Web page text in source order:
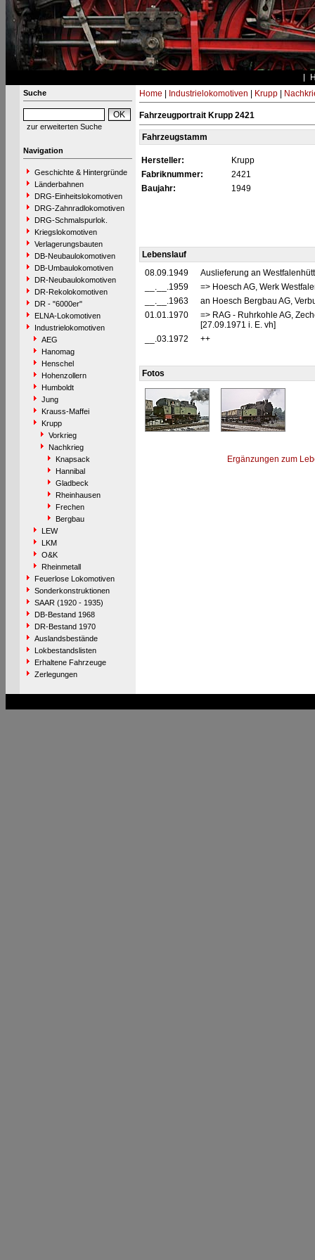
Suche
zur erweiterten Suche
Navigation
Geschichte & Hintergründe
Länderbahnen
DRG-Einheitslokomotiven
DRG-Zahnradlokomotiven
DRG-Schmalspurlok.
Kriegslokomotiven
Verlagerungsbauten
DB-Neubaulokomotiven
DB-Umbaulokomotiven
DR-Neubaulokomotiven
DR-Rekolokomotiven
DR - "6000er"
ELNA-Lokomotiven
Industrielokomotiven
AEG
Hanomag
Henschel
Hohenzollern
Humboldt
Jung
Krauss-Maffei
Krupp
Vorkrieg
Nachkrieg
Knapsack
Hannibal
Gladbeck
Rheinhausen
Frechen
Bergbau
LEW
LKM
O&K
Rheinmetall
Feuerlose Lokomotiven
Sonderkonstruktionen
SAAR (1920 - 1935)
DB-Bestand 1968
DR-Bestand 1970
Auslandsbestände
Lokbestandslisten
Erhaltene Fahrzeuge
Zerlegungen
Home Industrielokomotiven Krupp|
Fahrzeugportrait Krupp 2421
Fahrzeugstamm
Hersteller:
Krupp
Fabriknummer:
2421
Baujahr:
1949
Lebenslauf
08.09.1949
Auslieferung an
__.__.1959
=> Hoesch AG, Werk
__.__.1963
an Hoesch Bergbau AG,
01.01.1970
=> RAG - Ruhrkohle AG,
[27.09.1971 i. E. vh]
__.03.1972
++
Fotos
Ergänzungen zum